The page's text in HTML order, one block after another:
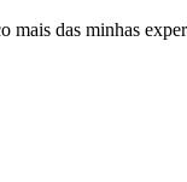
das minhas